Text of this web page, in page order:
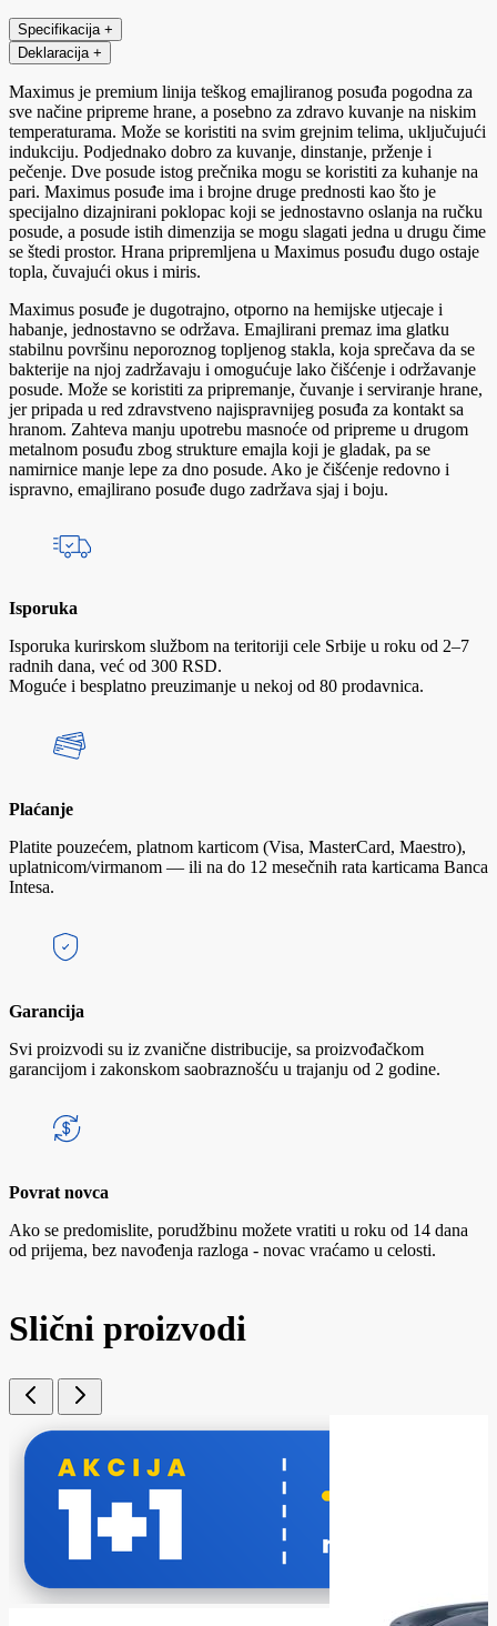
Specifikacija +
Deklaracija +
Maximus je premium linija teškog emajliranog posuđa pogodna za
sve načine pripreme hrane, a posebno za zdravo kuvanje na niskim
temperaturama. Može se koristiti na svim grejnim telima, uključujući
indukciju. Podjednako dobro za kuvanje, dinstanje, prženje i
pečenje. Dve posude istog prečnika mogu se koristiti za kuhanje na
pari. Maximus posuđe ima i brojne druge prednosti kao što je
specijalno dizajnirani poklopac koji se jednostavno oslanja na ručku
posude, a posude istih dimenzija se mogu slagati jedna u drugu čime
se štedi prostor. Hrana pripremljena u Maximus posuđu dugo ostaje
topla, čuvajući okus i miris.
Maximus posuđe je dugotrajno, otporno na hemijske utjecaje i
habanje, jednostavno se održava. Emajlirani premaz ima glatku
stabilnu površinu neporoznog topljenog stakla, koja sprečava da se
bakterije na njoj zadržavaju i omogućuje lako čišćenje i održavanje
posude. Može se koristiti za pripremanje, čuvanje i serviranje hrane,
jer pripada u red zdravstveno najispravnijeg posuđa za kontakt sa
hranom. Zahteva manju upotrebu masnoće od pripreme u drugom
metalnom posuđu zbog strukture emajla koji je gladak, pa se
namirnice manje lepe za dno posude. Ako je čišćenje redovno i
ispravno, emajlirano posuđe dugo zadržava sjaj i boju.
Isporuka
Isporuka kurirskom službom na teritoriji cele Srbije u roku od 2–7
radnih dana, već od 300 RSD.
Moguće i besplatno preuzimanje u nekoj od 80 prodavnica.
Plaćanje
Platite pouzećem, platnom karticom (Visa, MasterCard, Maestro),
uplatnicom/virmanom — ili na do 12 mesečnih rata karticama Banca
Intesa.
Garancija
Svi proizvodi su iz zvanične distribucije, sa proizvođačkom
garancijom i zakonskom saobraznošću u trajanju od 2 godine.
Povrat novca
Ako se predomislite, porudžbinu možete vratiti u roku od 14 dana
od prijema, bez navođenja razloga - novac vraćamo u celosti.
Slični proizvodi